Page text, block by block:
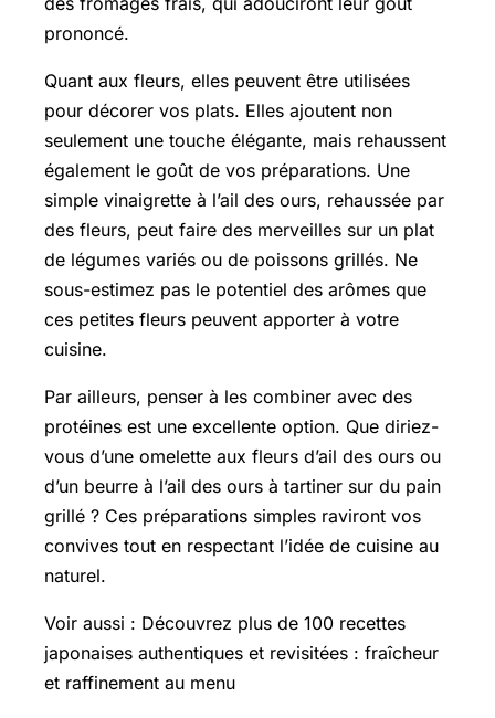
prononcé.
Quant aux fleurs, elles peuvent être utilisées
pour décorer vos plats. Elles ajoutent non
seulement une touche élégante, mais rehaussent
également le goût de vos préparations. Une
simple vinaigrette à l’ail des ours, rehaussée par
des fleurs, peut faire des merveilles sur un plat
de légumes variés ou de poissons grillés. Ne
sous-estimez pas le potentiel des arômes que
ces petites fleurs peuvent apporter à votre
cuisine.
Par ailleurs, penser à les combiner avec des
protéines est une excellente option. Que diriez-
vous d’une omelette aux fleurs d’ail des ours ou
d’un beurre à l’ail des ours à tartiner sur du pain
grillé ? Ces préparations simples raviront vos
convives tout en respectant l’idée de cuisine au
naturel.
Voir aussi : Découvrez plus de 100 recettes
japonaises authentiques et revisitées : fraîcheur
et raffinement au menu